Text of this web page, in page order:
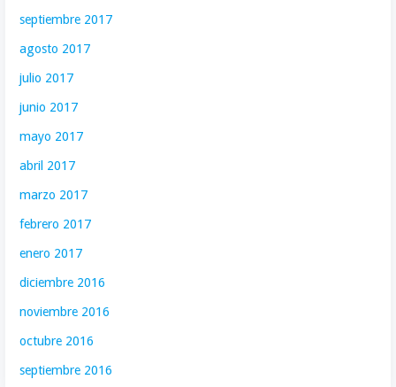
septiembre 2017
agosto 2017
julio 2017
junio 2017
mayo 2017
abril 2017
marzo 2017
febrero 2017
enero 2017
diciembre 2016
noviembre 2016
octubre 2016
septiembre 2016